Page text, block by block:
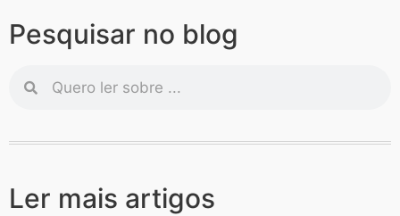
Pesquisar no blog
Ler mais artigos